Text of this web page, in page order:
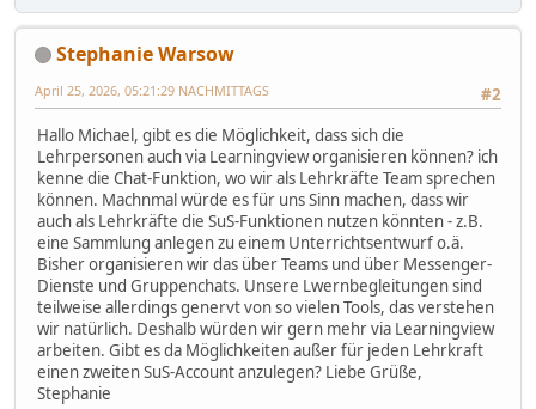
Stephanie Warsow
#2
April 25, 2026, 05:21:29 NACHMITTAGS
Hallo Michael, gibt es die Möglichkeit, dass sich die
Lehrpersonen auch via Learningview organisieren können? ich
kenne die Chat-Funktion, wo wir als Lehrkräfte Team sprechen
können. Machnmal würde es für uns Sinn machen, dass wir
auch als Lehrkräfte die SuS-Funktionen nutzen könnten - z.B.
eine Sammlung anlegen zu einem Unterrichtsentwurf o.ä.
Bisher organisieren wir das über Teams und über Messenger-
Dienste und Gruppenchats. Unsere Lwernbegleitungen sind
teilweise allerdings genervt von so vielen Tools, das verstehen
wir natürlich. Deshalb würden wir gern mehr via Learningview
arbeiten. Gibt es da Möglichkeiten außer für jeden Lehrkraft
einen zweiten SuS-Account anzulegen? Liebe Grüße,
Stephanie